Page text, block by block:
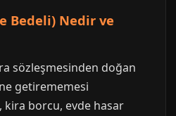
Bedeli) Nedir ve
sözleşmesinden doğan
getirememesi
borcu, evde hasar